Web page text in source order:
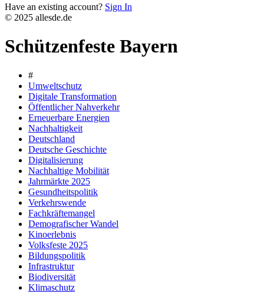
Have an existing account? Sign In
© 2025 allesde.de
Schützenfeste Bayern
#
Umweltschutz
Digitale Transformation
Öffentlicher Nahverkehr
Erneuerbare Energien
Nachhaltigkeit
Deutschland
Deutsche Geschichte
Digitalisierung
Nachhaltige Mobilität
Jahrmärkte 2025
Gesundheitspolitik
Verkehrswende
Fachkräftemangel
Demografischer Wandel
Kinoerlebnis
Volksfeste 2025
Bildungspolitik
Infrastruktur
Biodiversität
Klimaschutz